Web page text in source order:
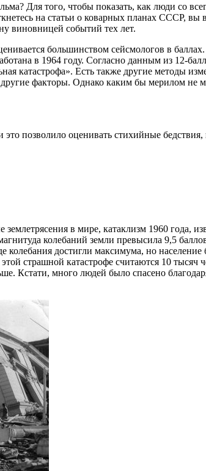
Для того, чтобы показать, как люди со
на статьи о коварных планах СССР,
виновницей событий тех лет.
большинством сейсмологов в
в 1964 году. Согласно данным из 12-
катастрофа». Есть также другие методы
факторы. Однако каким бы мерилом не
позволило оценивать стихийные
в мире, катаклизм 1960 года,
колебаний земли превысила 9,5
колебания достигли максимума, но
страшной катастрофе считаются 10 тысяч
Кстати, много людей было спасено